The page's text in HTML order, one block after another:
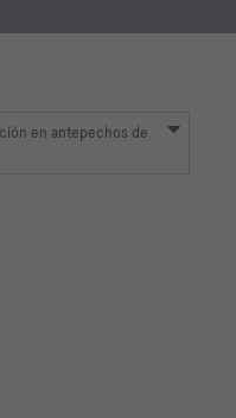
en antepechos de